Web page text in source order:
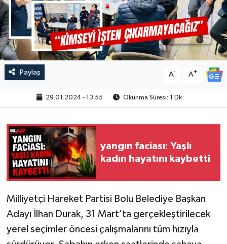
Paylaş A- A+
29.01.2024 - 13:55 Okunma Süresi: 1 Dk
yangın faciası: Yaşlı
kadın hayatını kaybetti
Milliyetçi Hareket Partisi Bolu Belediye Başkan
Adayı İlhan Durak, 31 Mart’ta gerçekleştirilecek
yerel seçimler öncesi çalışmalarını tüm hızıyla